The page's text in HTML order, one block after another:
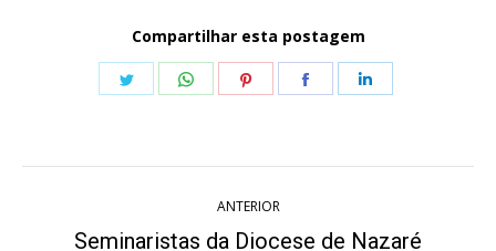
Compartilhar esta postagem
Share
Share
Share
Share
ANTERIOR
Seminaristas da Diocese de Nazaré